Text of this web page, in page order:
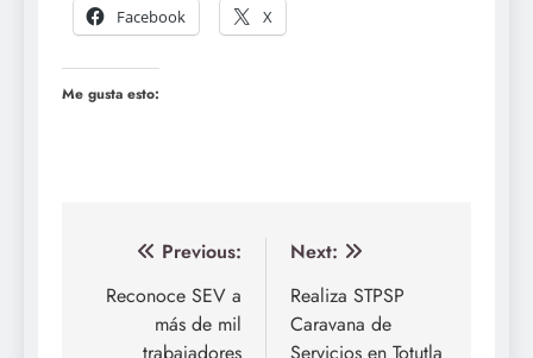
Facebook
X
Me gusta esto:
Navegación
de
entradas
Previous:
Reconoce SEV a
más de mil
Next:
Realiza STPSP
Caravana de